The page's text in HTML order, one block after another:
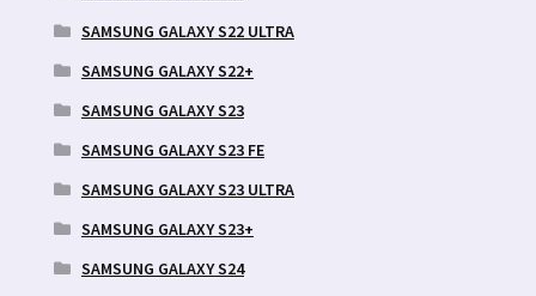
SAMSUNG GALAXY S22 ULTRA
SAMSUNG GALAXY S22+
SAMSUNG GALAXY S23
SAMSUNG GALAXY S23 FE
SAMSUNG GALAXY S23 ULTRA
SAMSUNG GALAXY S23+
SAMSUNG GALAXY S24